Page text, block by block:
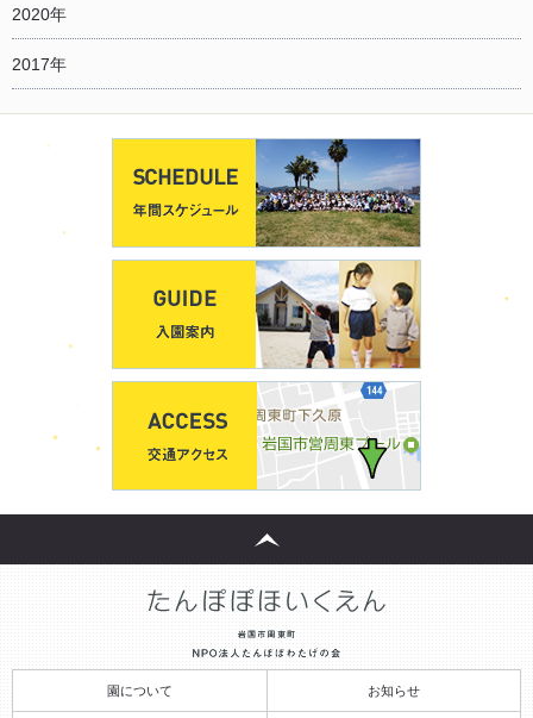
2020年
2017年
園について お知らせ